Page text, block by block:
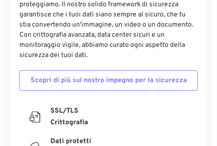
proteggiamo. Il nostro solido framework di sicurezza
garantisce che i tuoi dati siano sempre al sicuro, che tu
stia convertendo un'immagine, un video o un documento.
Con crittografia avanzata, data center sicuri e un
monitoraggio vigile, abbiamo curato ogni aspetto della
sicurezza dei tuoi dati.
Scopri di più sul nostro impegno per la sicurezza
SSL/TLS
Crittografia
Dati protetti